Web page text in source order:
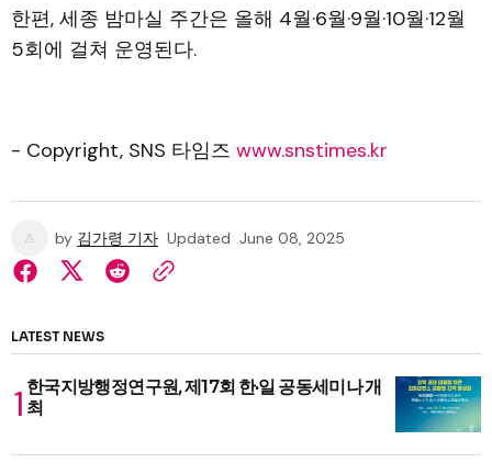
한편, 세종 밤마실 주간은 올해 4월·6월·9월·10월·12월
5회에 걸쳐 운영된다.
- Copyright, SNS 타임즈 www.snstimes.kr
by 김가령 기자 Updated June 08, 2025
LATEST NEWS
한국지방행정연구원, 제17회 한·일 공동세미나 개
최